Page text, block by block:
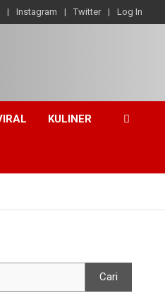
Instagram Twitter Log In
KULINER
Cari